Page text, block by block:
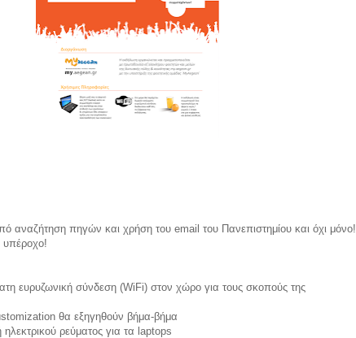
αναζήτηση πηγών και χρήση του email του Πανεπιστημίου και όχι μόνο!
υπέροχο!
ευρυζωνική σύνδεση (WiFi) στον χώρο για τους σκοπούς της
θα εξηγηθούν βήμα-βήμα
ρεύματος για τα laptops